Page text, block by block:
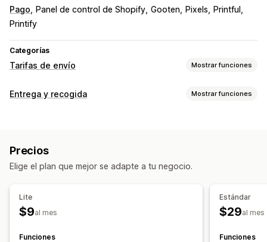
Pago Panel de control de Shopify Gooten Pixels
Printful
Printify
Categorías
Tarifas de envío Mostrar funciones
Cálculo de tasas
Basado en el peso
Múltiples zonas
Personalización
Restricciones de apartados de correos
Fecha de entrega
Reglas personalizadas
Entrega y recogida Mostrar funciones
Precios
Elige el plan que mejor se adapte a tu negocio.
Lite
$9al mes
Funciones
Estándar
$29al mes
Funciones